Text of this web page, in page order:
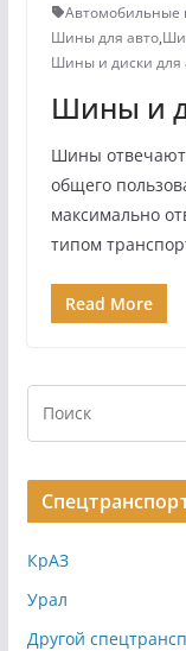
Шины для авто,
Шины и диски для
Шины и
Шины отвечают
общего
максимально
типом
Read More
КрАЗ
Урал
Другой